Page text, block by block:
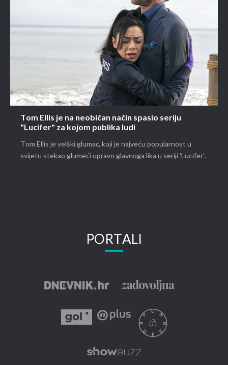
Tom Ellis je na neobičan način spasio seriju
"Lucifer" za kojom publika ludi
Tom Ellis je velški glumac, koji je najveću popularnost u
svijetu stekao glumeći upravo glavnoga lika u seriji 'Lucifer'.
PORTALI